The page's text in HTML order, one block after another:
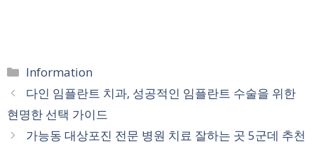
카
테
고
리
Information
다인 임플란트 치과, 성공적인 임플란트 수술을 위한
현명한 선택 가이드
가능동 대상포진 전문 병원 치료 잘하는 곳 5군데 추천